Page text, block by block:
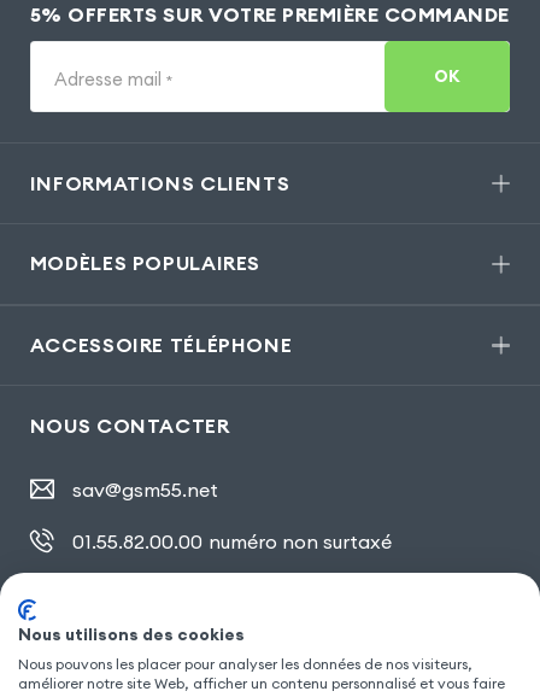
5% OFFERTS SUR VOTRE PREMIÈRE COMMANDE
Adresse mail * OK
INFORMATIONS CLIENTS
MODÈLES POPULAIRES
ACCESSOIRE TÉLÉPHONE
NOUS CONTACTER
sav@gsm55.net
01.55.82.00.00 numéro non surtaxé
SUIVEZ NOUS
Nous utilisons des cookies
Nous pouvons les placer pour analyser les données de nos visiteurs,
améliorer notre site Web, afficher un contenu personnalisé et vous faire